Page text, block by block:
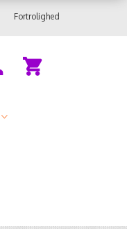
Fortrolighed